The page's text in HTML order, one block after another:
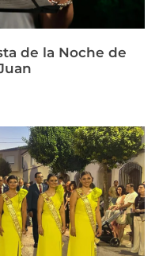
de la Noche de